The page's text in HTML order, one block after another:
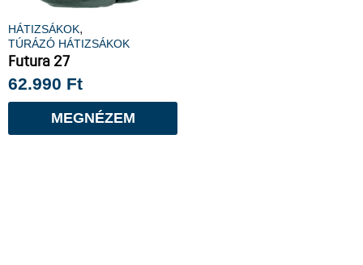
HÁTIZSÁKOK,
TÚRÁZÓ HÁTIZSÁKOK
Futura 27
62.990 Ft
MEGNÉZEM